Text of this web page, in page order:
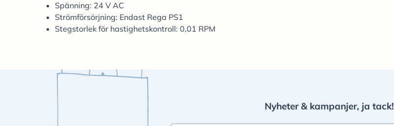
Spänning: 24 V AC
Strömförsörjning: Endast Rega PS1
Stegstorlek för hastighetskontroll: 0,01 RPM
Nyheter & kampanjer, ja tack!